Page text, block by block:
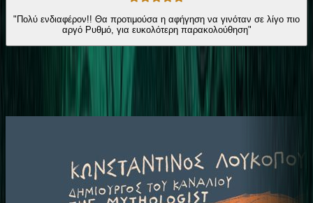
"Πολύ ενδιαφέρον!! Θα προτιμούσα η αφήγηση να γινόταν σε λίγο πιο
αργό Ρυθμό, για ευκολότερη παρακολούθηση"
Ίδιος συγγραφέας